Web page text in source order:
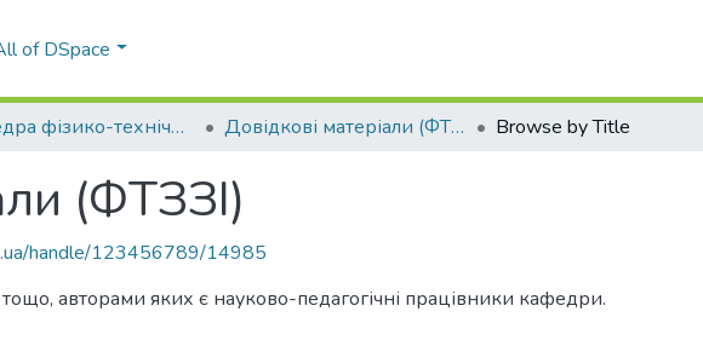
of DSpace
Кафедра фізико-технічних засобів захисту інформації (ФТЗЗІ) Довідкові матеріали (ФТЗЗІ) Browse by Title
(ФТЗЗІ)
handle/123456789/14985
авторами яких є науково-педагогічні працівники кафедри.